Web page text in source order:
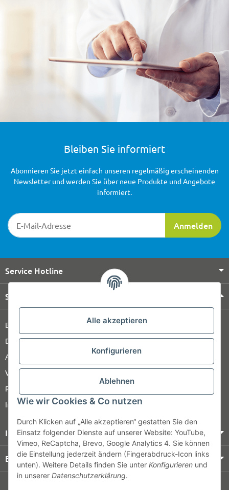
Alle akzeptieren
Konfigurieren
Ablehnen
Wie wir Cookies & Co nutzen
Durch Klicken auf „Alle akzeptieren“ gestatten Sie den
Einsatz folgender Dienste auf unserer Website: YouTube,
Vimeo, ReCaptcha, Brevo, Google Analytics 4. Sie können
die Einstellung jederzeit ändern (Fingerabdruck-Icon links
unten). Weitere Details finden Sie unter Konfigurieren und
in unserer Datenschutzerklärung.
Bleiben Sie informiert
Newsletter-Registrierung
Anmelden
Abonnieren Sie jetzt einfach unseren regelmäßig erscheinenden
Newsletter und werden Sie über neue Produkte und Angebote
informiert.
Service Hotline
Shop Service
Barrierefreiheitserklärung
Datenschutz
AGB
Versandinformationen
Retour
Impressum
Informationen
Bezahlung & Versand
© HOZ MEDI WERK